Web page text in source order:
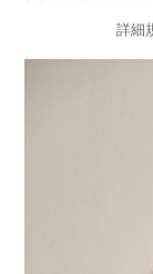
詳細